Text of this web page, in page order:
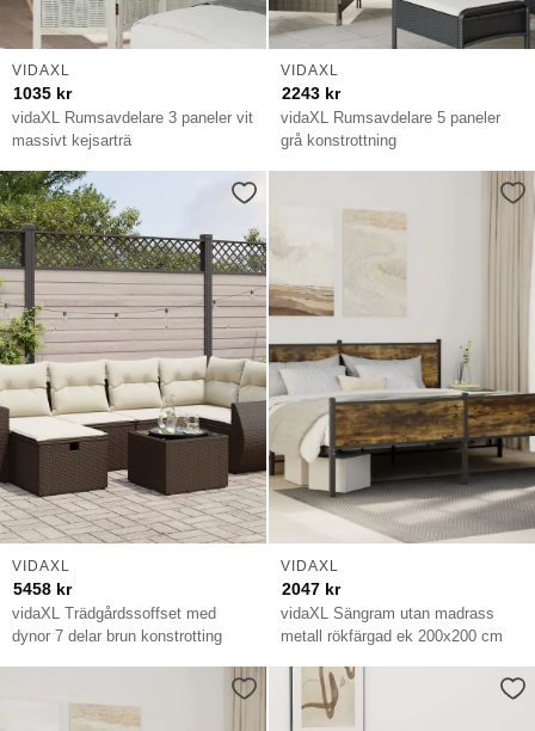
vidaXL Rumsavdelare 3 paneler vit
massivt kejsarträ
VIDAXL
1035 kr
vidaXL Rumsavdelare 5 paneler
grå konstrottning
VIDAXL
2243 kr
vidaXL Trädgårdssoffset med
dynor 7 delar brun konstrotting
VIDAXL
5458 kr
vidaXL Sängram utan madrass
metall rökfärgad ek 200x200 cm
VIDAXL
2047 kr